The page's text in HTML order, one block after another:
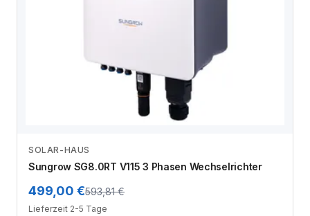
SOLAR-HAUS
Sungrow SG8.0RT V115 3 Phasen Wechselrichter
499,00 €593,81 €
Lieferzeit 2-5 Tage